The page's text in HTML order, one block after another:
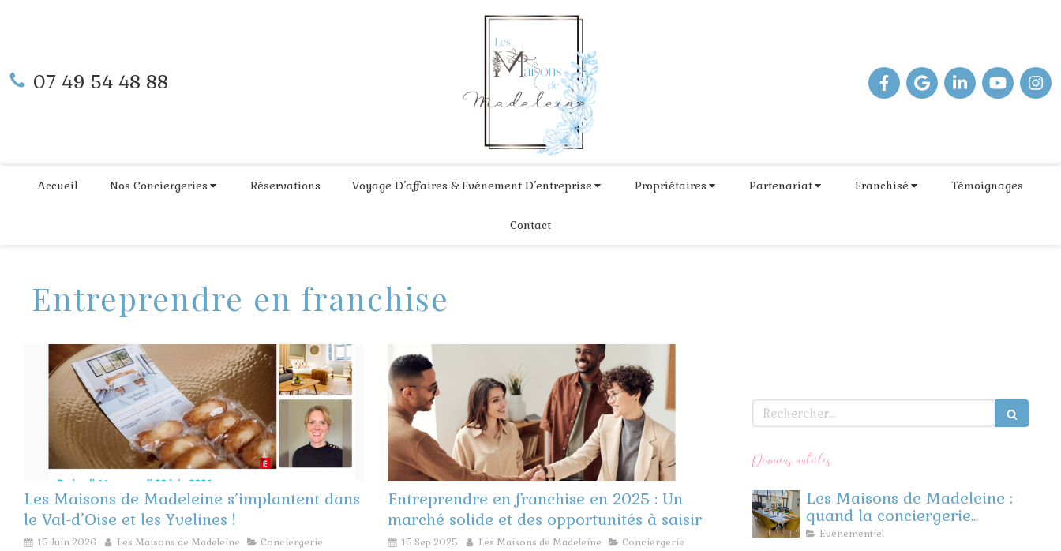
07 49 54 48 88
Accueil Nos Conciergeries Réservations Voyage D’affaires & Evénement D’entreprise Propriétaires Partenariat Franchisé Témoignages
Contact
Entreprendre en franchise
Les Maisons de Madeleine s’implantent dans
le Val-d’Oise et les Yvelines !
15 Juin 2026 Les Maisons de Madeleine Conciergerie
Entreprendre en franchise en 2025 : Un
marché solide et des opportunités à saisir
15 Sep 2025 Les Maisons de Madeleine Conciergerie
Rechercher
Derniers articles
Les Maisons de Madeleine :
quand la conciergerie
rencontre l’événementiel
Evénementiel